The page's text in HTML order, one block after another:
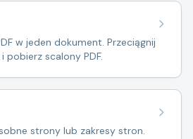
w jeden dokument. Przeciągnij
pobierz scalony PDF.
strony lub zakresy stron.